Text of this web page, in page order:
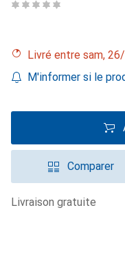
Livré entre sam,
M'informer si le
Comparer
livraison gratuite